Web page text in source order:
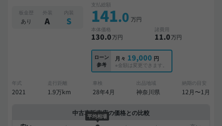
板金歴
あり
外装
A
内装
S
支払総額
141.0 万円
本体価格
130.0万円
諸費用
11.0万円
ローン
参考
月々 19,000 円
※金額は変更できます。
年式
2021
走行距離
1.9万km
車検
28年4月
出品地域
神奈川県
納期の目安
12月〜1月
中古車販売店の価格との比較
平均相場